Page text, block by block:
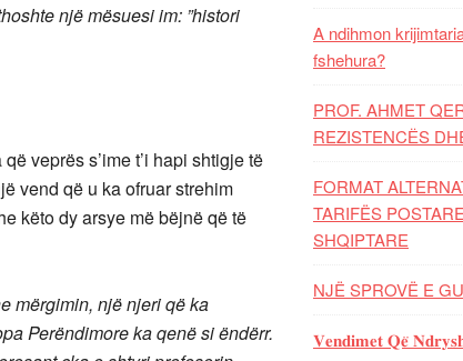
një mësuesi im: ”histori
veprës s’ime t’i hapi shtigje të
vend që u ka ofruar strehim
këto dy arsye më bëjnë që të
mërgimin, një njeri që ka
Perëndimore ka qenë si ëndërr.
A ndihmon
fshehura?
PROF. AHMET
REZISTENCЁS
FORMAT
TARIFËS
SHQIPTARE
NJË SPROVË E
𝐕𝐞𝐧𝐝𝐢𝐦𝐞𝐭 𝐐𝐞̈